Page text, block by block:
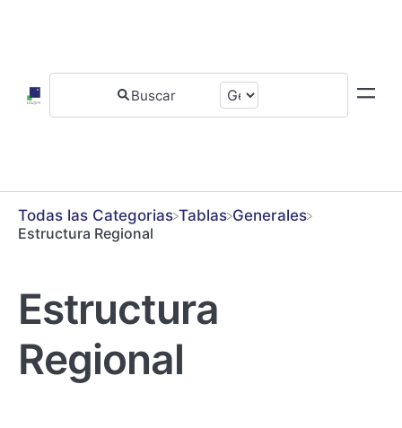
Todas las Categorias ​Tablas ​Generales
Estructura Regional
Estructura
Regional